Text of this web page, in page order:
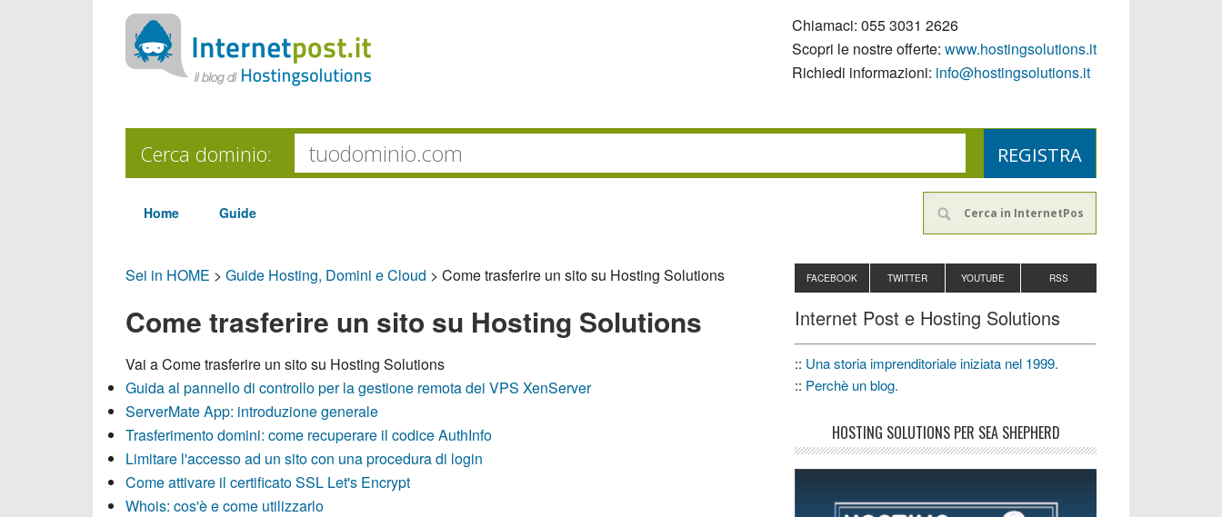
Chiamaci: 055 3031 2626
Scopri le nostre offerte: www.hostingsolutions.it
Richiedi informazioni: info@hostingsolutions.it
Cerca dominio:
Home Guide
Sei in HOME > Guide Hosting, Domini e Cloud > Come trasferire un sito su Hosting Solutions
Come trasferire un sito su Hosting Solutions
Vai aCome trasferire un sito su Hosting Solutions
Guida al pannello di controllo per la gestione remota dei VPS XenServer
ServerMate App: introduzione generale
Trasferimento domini: come recuperare il codice AuthInfo
Limitare l'accesso ad un sito con una procedura di login
Come attivare il certificato SSL Let's Encrypt
Whois: cos'è e come utilizzarlo
FACEBOOK TWITTER YOUTUBE RSS
Internet Post e Hosting Solutions
:: Una storia imprenditoriale iniziata nel 1999.
:: Perchè un blog.
HOSTING SOLUTIONS PER SEA SHEPHERD